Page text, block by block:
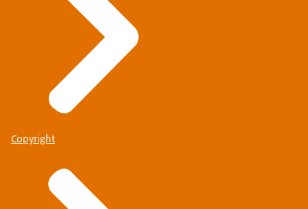
Copyright